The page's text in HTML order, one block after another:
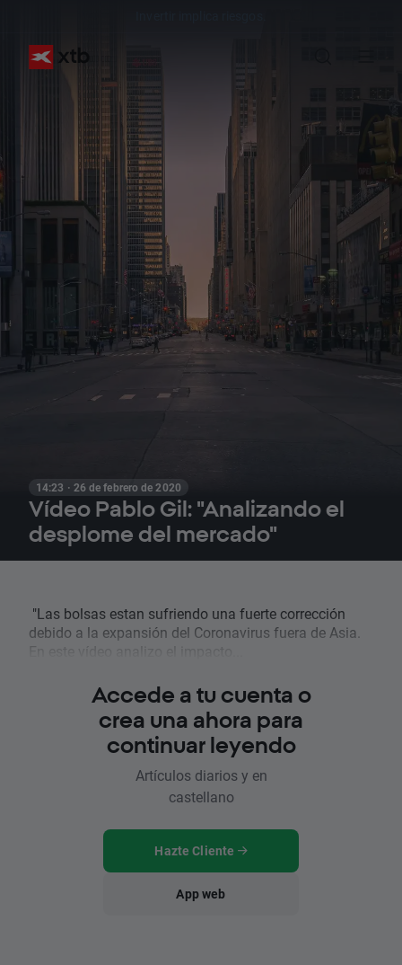
14:23 · 26 de febrero de 2020
Vídeo Pablo Gil: "Analizando el
desplome del mercado"
"Las bolsas estan sufriendo una fuerte corrección
debido a la expansión del Coronavirus fuera de Asia.
En este vídeo analizo el impacto...
Accede a tu cuenta o
crea una ahora para
continuar leyendo
Artículos diarios y en
castellano
Hazte Cliente
App web